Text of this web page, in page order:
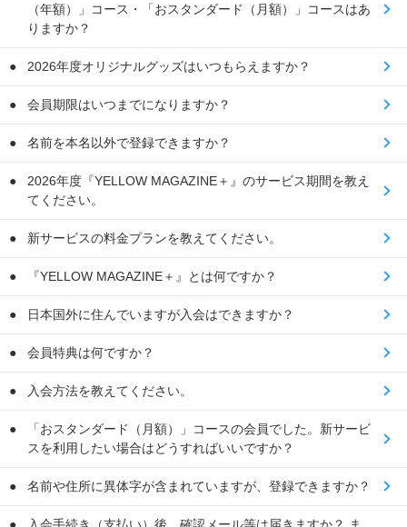
（年額）」コース・「おスタンダード（月額）」コースはあ
りますか？
2026年度オリジナルグッズはいつもらえますか？
会員期限はいつまでになりますか？
名前を本名以外で登録できますか？
2026年度『YELLOW MAGAZINE＋』のサービス期間を教え
てください。
新サービスの料金プランを教えてください。
『YELLOW MAGAZINE＋』とは何ですか？
日本国外に住んでいますが入会はできますか？
会員特典は何ですか？
入会方法を教えてください。
「おスタンダード（月額）」コースの会員でした。新サービ
スを利用したい場合はどうすればいいですか？
名前や住所に異体字が含まれていますが、登録できますか？
入会手続き（支払い）後、確認メール等は届きますか？ ま